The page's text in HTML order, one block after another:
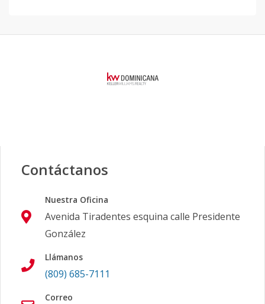
Contáctanos
Nuestra Oficina
Avenida Tiradentes esquina calle Presidente
González
Llámanos
(809) 685-7111
Correo